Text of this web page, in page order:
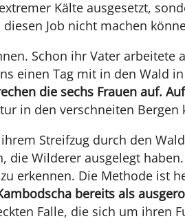
Kälte ausgesetzt,
Job nicht machen
Schon ihr Vater arbeitete
einen Tag mit in den Wald
die sechs Frauen auf.
in den verschneiten Bergen
Streifzug durch den
die Wilderer ausgelegt
erkennen. Die Methode ist
bereits als
Falle, die sich um ihren